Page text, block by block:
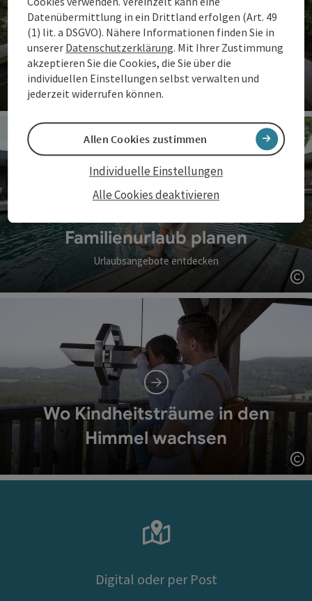
Familienzeit erleben
Erlebnisse für Groß & Klein
Familienurlaub planen
Urlaubsangebote entdecken
Wo Kindheitsträume in den
Himmel wachsen
Digital oder per Post
Datenübermittlung in ein Drittland erfolgen (Art. 49
(1) lit. a DSGVO). Nähere Informationen finden Sie in
unserer Datenschutzerklärung. Mit Ihrer Zustimmung
akzeptieren Sie die Cookies, die Sie über die
individuellen Einstellungen selbst verwalten und
jederzeit widerrufen können.
Alle Cookies deaktivieren
Individuelle Einstellungen
Allen Cookies zustimmen